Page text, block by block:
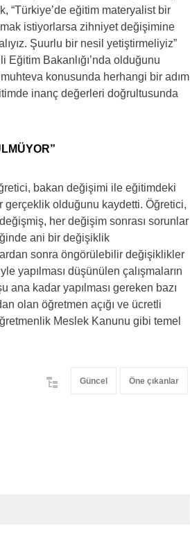
“Türkiye’de eğitim materyalist bir
istiyorlarsa zihniyet değişimine
Şuurlu bir nesil yetiştirmeliyiz”
Bakanlığı’nda olduğunu
konusunda herhangi bir adım
inanç değerleri doğrultusunda
bakan değişimi ile eğitimdeki
gerçeklik olduğunu kaydetti. Öğretici,
her değişim sonrası sorunlar
ani bir değişiklik
sonra öngörülebilir değişiklikler
yapılması düşünülen çalışmaların
ana kadar yapılması gereken bazı
olan öğretmen açığı ve ücretli
Meslek Kanunu gibi temel
Güncel Öne çıkanlar